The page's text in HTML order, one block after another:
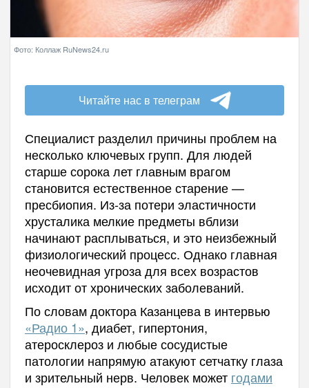
Фото: Коллаж RuNews24.ru
Читайте нас в телеграм
Специалист разделил причины проблем на
несколько ключевых групп. Для людей
старше сорока лет главным врагом
становится естественное старение —
пресбиопия. Из-за потери эластичности
хрусталика мелкие предметы вблизи
начинают расплываться, и это неизбежный
физиологический процесс. Однако главная
неочевидная угроза для всех возрастов
исходит от хронических заболеваний.
По словам доктора Казанцева в интервью
«Радио 1», диабет, гипертония,
атеросклероз и любые сосудистые
патологии напрямую атакуют сетчатку глаза
и зрительный нерв. Человек может годами